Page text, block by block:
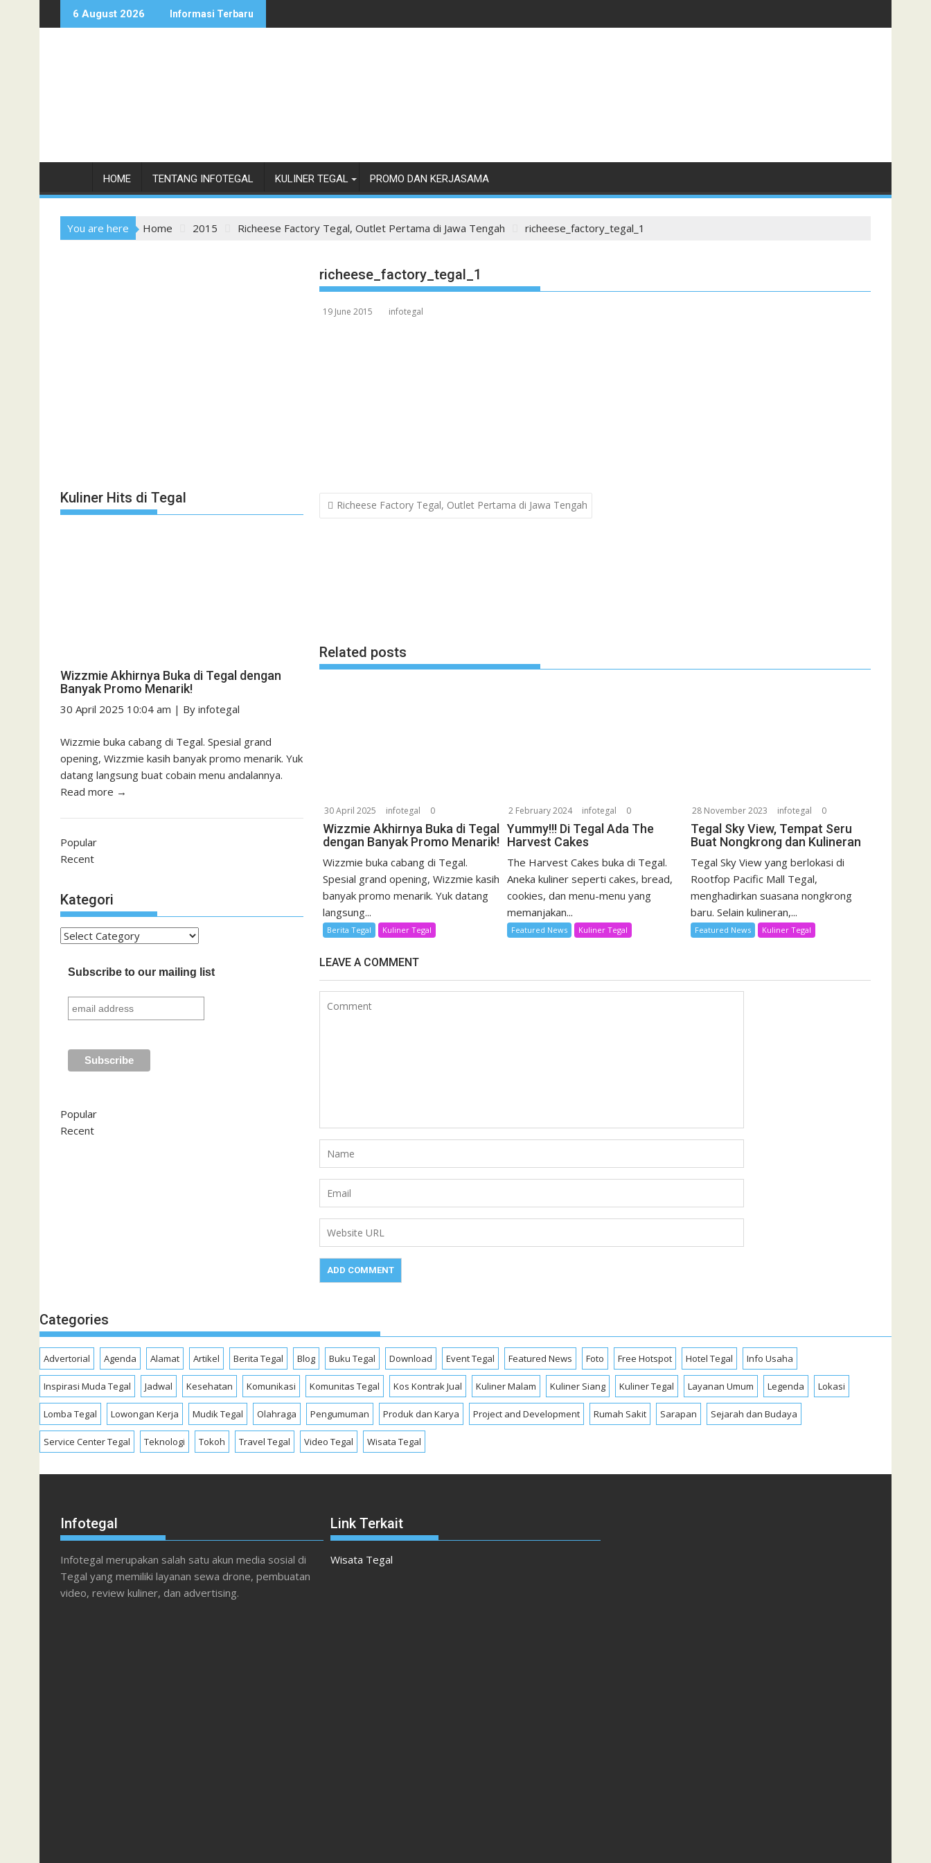
to
6 August 2026 Informasi Terbaru
HOME TENTANG INFOTEGAL KULINER TEGAL PROMO DAN KERJASAMA
You are here Home 2015 Richeese Factory Tegal, Outlet Pertama di Jawa Tengah richeese_factory_tegal_1
richeese_factory_tegal_1
19 June 2015 infotegal
Post
navigation
Richeese Factory Tegal, Outlet Pertama di Jawa Tengah
Related posts
30 April 2025 infotegal 0
Wizzmie Akhirnya Buka di Tegal
dengan Banyak Promo Menarik!
Wizzmie buka cabang di Tegal.
Spesial grand opening, Wizzmie kasih
banyak promo menarik. Yuk datang
langsung...
Berita Tegal Kuliner Tegal
2 February 2024 infotegal 0
Yummy!!! Di Tegal Ada The
Harvest Cakes
The Harvest Cakes buka di Tegal.
Aneka kuliner seperti cakes, bread,
cookies, dan menu-menu yang
memanjakan...
Featured News Kuliner Tegal
28 November 2023 infotegal 0
Tegal Sky View, Tempat Seru
Buat Nongkrong dan Kulineran
Tegal Sky View yang berlokasi di
Rootfop Pacific Mall Tegal,
menghadirkan suasana nongkrong
baru. Selain kulineran,...
Featured News Kuliner Tegal
LEAVE A COMMENT
Kuliner Hits di Tegal
Wizzmie Akhirnya Buka di Tegal dengan
Banyak Promo Menarik!
30 April 2025 10:04 am | By infotegal
Wizzmie buka cabang di Tegal. Spesial grand
opening, Wizzmie kasih banyak promo menarik. Yuk
datang langsung buat cobain menu andalannya.
Read more →
Popular
Recent
Kategori
Kategori
Subscribe to our mailing list
Popular
Recent
Categories
Advertorial Agenda Alamat Artikel Berita Tegal Blog Buku Tegal Download Event Tegal Featured News Foto Free Hotspot Hotel Tegal Info Usaha
Inspirasi Muda Tegal Jadwal Kesehatan Komunikasi Komunitas Tegal Kos Kontrak Jual Kuliner Malam Kuliner Siang Kuliner Tegal Layanan Umum Legenda Lokasi
Lomba Tegal Lowongan Kerja Mudik Tegal Olahraga Pengumuman Produk dan Karya Project and Development Rumah Sakit Sarapan Sejarah dan Budaya
Service Center Tegal Teknologi Tokoh Travel Tegal Video Tegal Wisata Tegal
Infotegal
Infotegal merupakan salah satu akun media sosial di
Tegal yang memiliki layanan sewa drone, pembuatan
video, review kuliner, dan advertising.
Link Terkait
Wisata Tegal